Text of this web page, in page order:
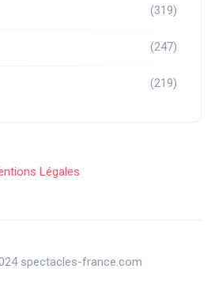
(319)
(247)
(219)
Légales
spectacles-france.com